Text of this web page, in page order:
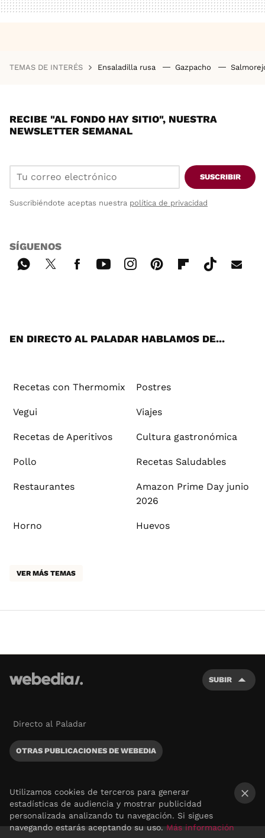
TEMAS DE INTERÉS Ensaladilla rusa Gazpacho
RECIBE "AL FONDO HAY SITIO", NUESTRA
NEWSLETTER SEMANAL
SUSCRIBIR
Suscribiéndote aceptas nuestra política de privacidad
SÍGUENOS
EN DIRECTO AL PALADAR HABLAMOS DE...
Recetas con Thermomix Postres
Vegui Viajes
Recetas de Aperitivos Cultura gastronómica
Pollo Recetas Saludables
Restaurantes
Amazon Prime Day junio
2026
Horno Huevos
VER MÁS TEMAS
SUBIR
Directo al Paladar
OTRAS PUBLICACIONES DE WEBEDIA
Utilizamos cookies de terceros para generar
estadísticas de audiencia y mostrar publicidad
personalizada analizando tu navegación. Si sigues
navegando estarás aceptando su uso.Más información